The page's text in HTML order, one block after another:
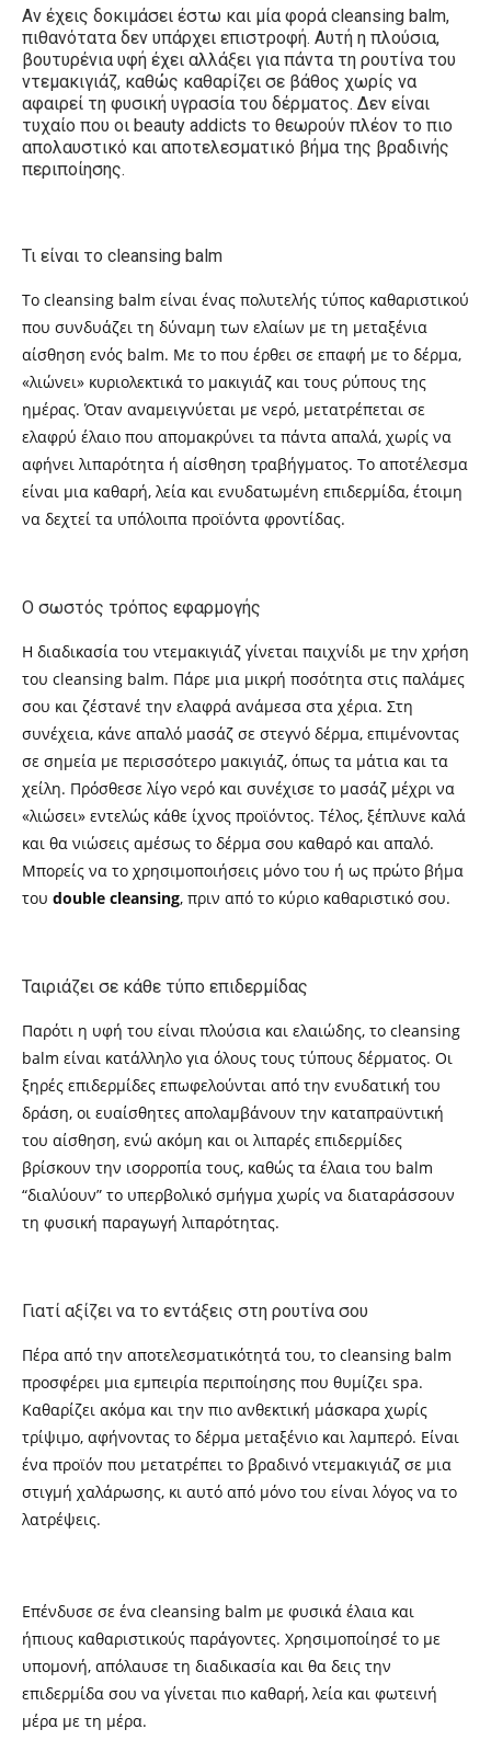
Αν έχεις δοκιμάσει έστω και μία φορά cleansing balm,
πιθανότατα δεν υπάρχει επιστροφή. Αυτή η πλούσια,
βουτυρένια υφή έχει αλλάξει για πάντα τη ρουτίνα του
ντεμακιγιάζ, καθώς καθαρίζει σε βάθος χωρίς να
αφαιρεί τη φυσική υγρασία του δέρματος. Δεν είναι
τυχαίο που οι beauty addicts το θεωρούν πλέον το πιο
απολαυστικό και αποτελεσματικό βήμα της βραδινής
περιποίησης.
Τι είναι το cleansing balm
Το cleansing balm είναι ένας πολυτελής τύπος καθαριστικού
που συνδυάζει τη δύναμη των ελαίων με τη μεταξένια
αίσθηση ενός balm. Με το που έρθει σε επαφή με το δέρμα,
«λιώνει» κυριολεκτικά το μακιγιάζ και τους ρύπους της
ημέρας. Όταν αναμειγνύεται με νερό, μετατρέπεται σε
ελαφρύ έλαιο που απομακρύνει τα πάντα απαλά, χωρίς να
αφήνει λιπαρότητα ή αίσθηση τραβήγματος. Το αποτέλεσμα
είναι μια καθαρή, λεία και ενυδατωμένη επιδερμίδα, έτοιμη
να δεχτεί τα υπόλοιπα προϊόντα φροντίδας.
Ο σωστός τρόπος εφαρμογής
Η διαδικασία του ντεμακιγιάζ γίνεται παιχνίδι με την χρήση
του cleansing balm. Πάρε μια μικρή ποσότητα στις παλάμες
σου και ζέστανέ την ελαφρά ανάμεσα στα χέρια. Στη
συνέχεια, κάνε απαλό μασάζ σε στεγνό δέρμα, επιμένοντας
σε σημεία με περισσότερο μακιγιάζ, όπως τα μάτια και τα
χείλη. Πρόσθεσε λίγο νερό και συνέχισε το μασάζ μέχρι να
«λιώσει» εντελώς κάθε ίχνος προϊόντος. Τέλος, ξέπλυνε καλά
και θα νιώσεις αμέσως το δέρμα σου καθαρό και απαλό.
Μπορείς να το χρησιμοποιήσεις μόνο του ή ως πρώτο βήμα
του double cleansing, πριν από το κύριο καθαριστικό σου.
Ταιριάζει σε κάθε τύπο επιδερμίδας
Παρότι η υφή του είναι πλούσια και ελαιώδης, το cleansing
balm είναι κατάλληλο για όλους τους τύπους δέρματος. Οι
ξηρές επιδερμίδες επωφελούνται από την ενυδατική του
δράση, οι ευαίσθητες απολαμβάνουν την καταπραϋντική
του αίσθηση, ενώ ακόμη και οι λιπαρές επιδερμίδες
βρίσκουν την ισορροπία τους, καθώς τα έλαια του balm
“διαλύουν” το υπερβολικό σμήγμα χωρίς να διαταράσσουν
τη φυσική παραγωγή λιπαρότητας.
Γιατί αξίζει να το εντάξεις στη ρουτίνα σου
Πέρα από την αποτελεσματικότητά του, το cleansing balm
προσφέρει μια εμπειρία περιποίησης που θυμίζει spa.
Καθαρίζει ακόμα και την πιο ανθεκτική μάσκαρα χωρίς
τρίψιμο, αφήνοντας το δέρμα μεταξένιο και λαμπερό. Είναι
ένα προϊόν που μετατρέπει το βραδινό ντεμακιγιάζ σε μια
στιγμή χαλάρωσης, κι αυτό από μόνο του είναι λόγος να το
λατρέψεις.
Επένδυσε σε ένα cleansing balm με φυσικά έλαια και
ήπιους καθαριστικούς παράγοντες. Χρησιμοποίησέ το με
υπομονή, απόλαυσε τη διαδικασία και θα δεις την
επιδερμίδα σου να γίνεται πιο καθαρή, λεία και φωτεινή
μέρα με τη μέρα.